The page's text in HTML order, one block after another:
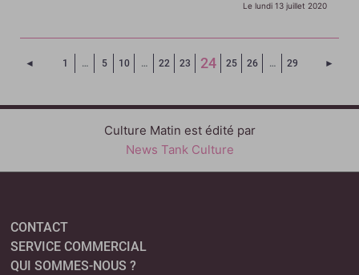
Le lundi 13 juillet 2020
◄ Page précédente
1 … 5 10 … 22 23 24(Page courante)
25 26 … 29 ►
Culture Matin est édité par
News Tank Culture
CONTACT
SERVICE COMMERCIAL
QUI SOMMES-NOUS ?